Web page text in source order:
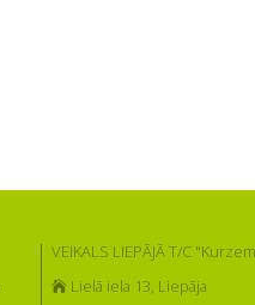
VEIKALS LIEPĀJĀ T/C
Lielā iela 13, Liepāja